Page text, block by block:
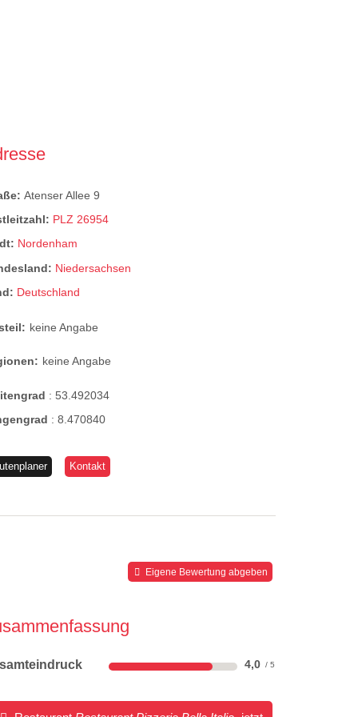
Atenser Allee 9
PLZ 26954
Nordenham
Niedersachsen
Deutschland
keine Angabe
keine Angabe
:53.492034
:8.470840
Kontakt
Eigene Bewertung abgeben
4,0